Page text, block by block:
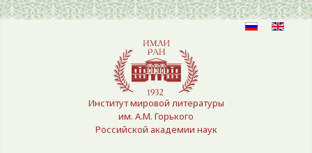
Выберите язык
Институт мировой литературы
им. А.М. Горького
Российской академии наук